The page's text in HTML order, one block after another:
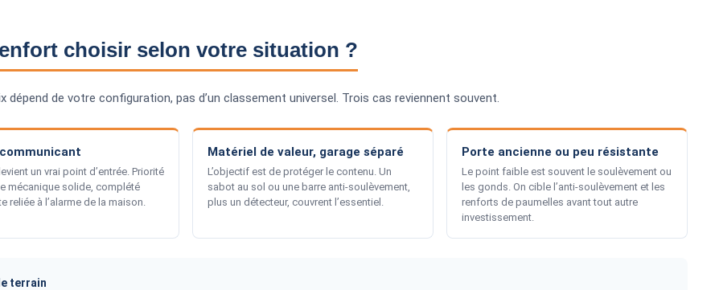
choisir selon votre situation ?
dépend de votre configuration, pas d’un classement universel. Trois cas reviennent souvent.
un vrai point d’entrée. Priorité
mécanique solide, complété
reliée à l’alarme de la maison.
Matériel de valeur, garage séparé
L’objectif est de protéger le contenu. Un
sabot au sol ou une barre anti-soulèvement,
plus un détecteur, couvrent l’essentiel.
Porte ancienne ou peu résistante
Le point faible est souvent le soulèvement ou
les gonds. On cible l’anti-soulèvement et les
renforts de paumelles avant tout autre
investissement.
terrain